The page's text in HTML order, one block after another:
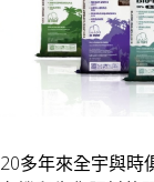
20多年來全宇與時